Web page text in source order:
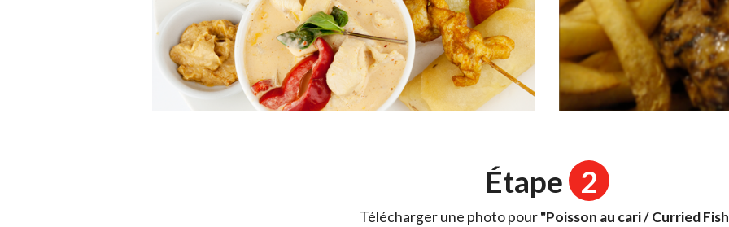
Étape 2
Télécharger une photo pour"Poisson au cari / Curried